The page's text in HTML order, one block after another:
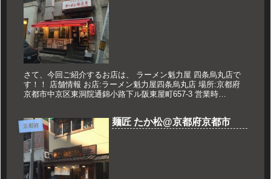
さて、今回ご紹介するお店は、 ラーメン魁力屋 四条烏丸店で
す！！ 店舗情報 お店:ラーメン魁力屋四条烏丸店 場所:京都府
京都市中京区東洞院通錦小路下ル阪東屋町657-3 営業時
京都府 麺匠 たか松@京都府京都市